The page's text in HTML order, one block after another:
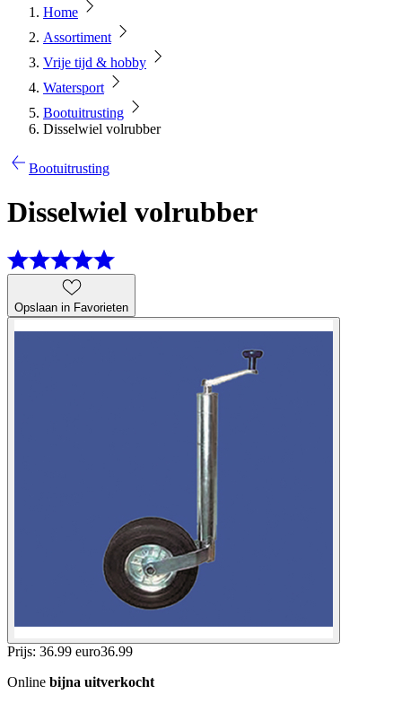
Home
Assortiment
Vrije tijd & hobby
Watersport
Bootuitrusting
Disselwiel volrubber
Bootuitrusting
Disselwiel volrubber
Opslaan in Favorieten
Prijs: 36.99 euro36.99
Online bijna uitverkocht